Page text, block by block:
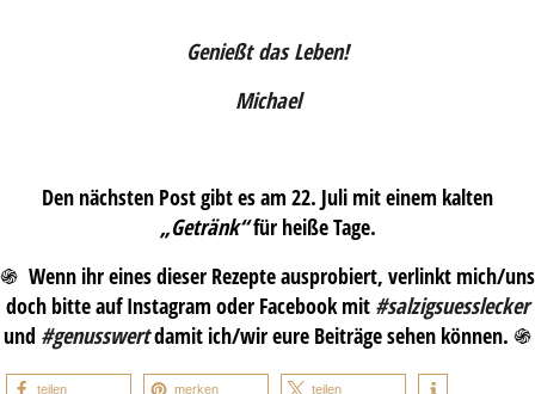
Genießt das Leben!
Michael
Den nächsten Post gibt es am 22. Juli mit einem kalten
„Getränk“für heiße Tage.
֍ Wenn ihr eines dieser Rezepte ausprobiert, verlinkt mich/uns
doch bitte auf Instagram oder Facebook mit #salzigsuesslecker
und #genusswertdamit ich/wir eure Beiträge sehen können. ֍
teilen merken teilen